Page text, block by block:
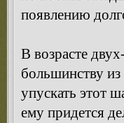
появлению
В возрасте
большинству
упускать этот
ему придется